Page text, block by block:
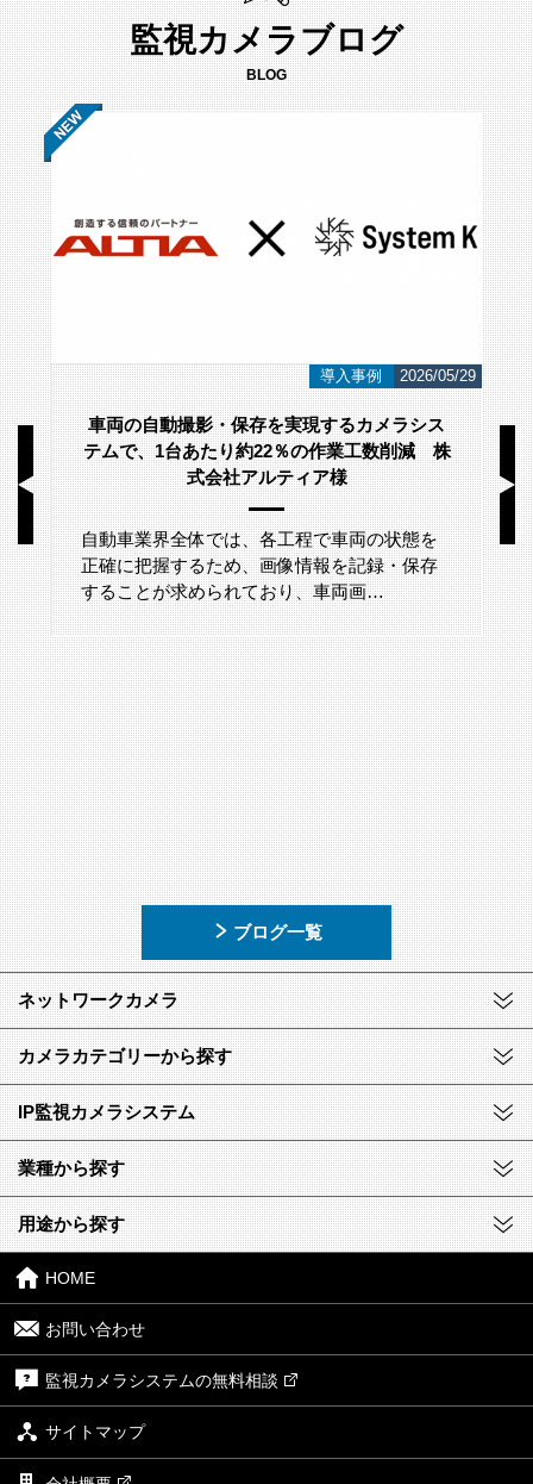
監視カメラブログ
BLOG
12 導入事例 2026/05/29
車両の自動撮影・保存を実現するカメラシス
テムで、1台あたり約22％の作業工数削減 株
式会社アルティア様
自動車業界全体では、各工程で車両の状態を
正確に把握するため、画像情報を記録・保存
することが求められており、車両画…
ブログ一覧
ネットワークカメラ
カメラカテゴリーから探す
IP監視カメラシステム
業種から探す
用途から探す
HOME
お問い合わせ
監視カメラシステムの無料相談
サイトマップ